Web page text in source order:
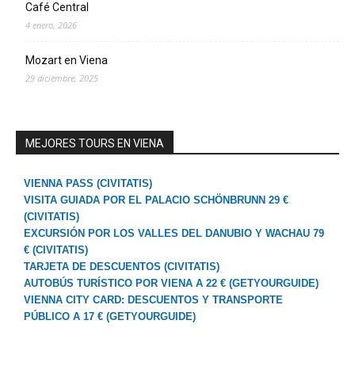
Café Central
4 enero, 2026
Mozart en Viena
29 diciembre, 2025
MEJORES TOURS EN VIENA
VIENNA PASS (CIVITATIS)
VISITA GUIADA POR EL PALACIO SCHÖNBRUNN 29 €
(CIVITATIS)
EXCURSIÓN POR LOS VALLES DEL DANUBIO Y WACHAU 79
€ (CIVITATIS)
TARJETA DE DESCUENTOS (CIVITATIS)
AUTOBÚS TURÍSTICO POR VIENA A 22 € (GETYOURGUIDE)
VIENNA CITY CARD: DESCUENTOS Y TRANSPORTE
PÚBLICO A 17 € (GETYOURGUIDE)